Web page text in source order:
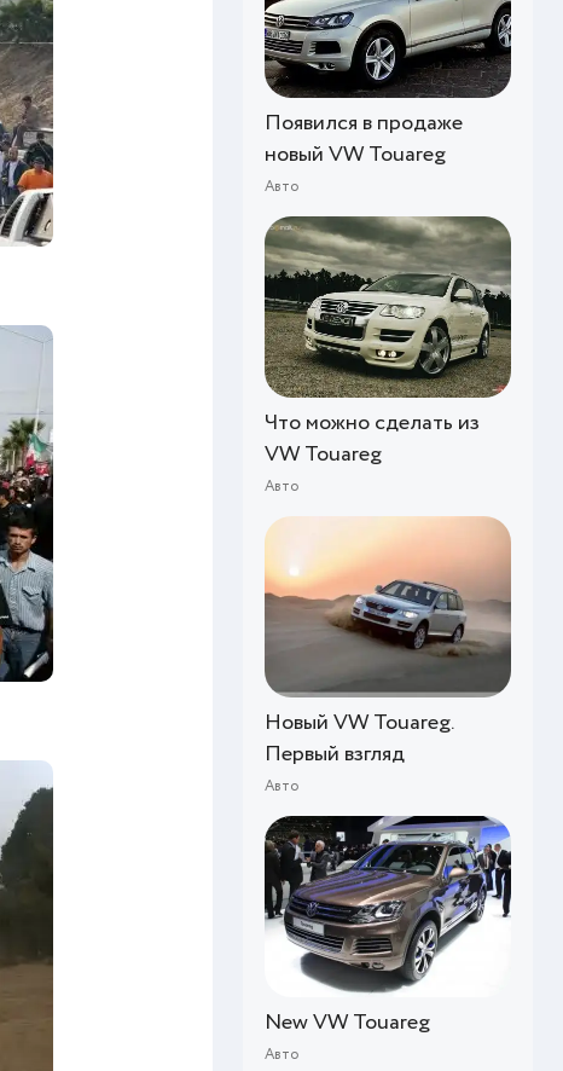
Появился в продаже
новый VW Touareg
Авто
Что можно сделать из
VW Touareg
Авто
Новый VW Touareg.
Первый взгляд
Авто
New VW Touareg
Авто